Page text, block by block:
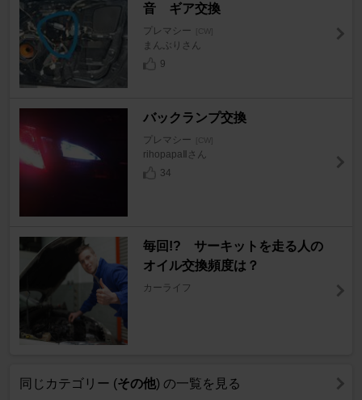
音 ギア交換
プレマシー [CW]
まんぶりさん
9
バックランプ交換
プレマシー [CW]
rihopapaⅡさん
34
毎回!? サーキットを走る人の
オイル交換頻度は？
カーライフ
同じカテゴリー (その他) の一覧を見る